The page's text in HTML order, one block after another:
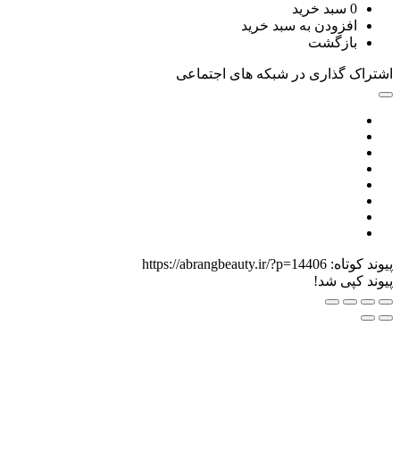
سبد خرید
به سبد خرید
در شبکه های اجتماعی
https://abrangbeauty.ir/?p=14406
شد!